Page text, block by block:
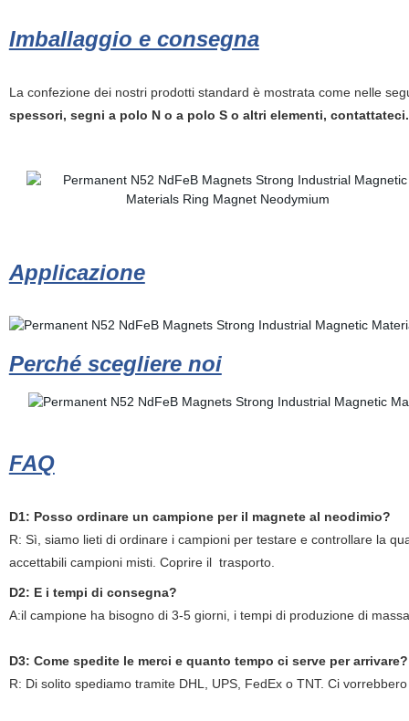
Imballaggio e consegna
La confezione dei nostri prodotti standard è mostrata come nelle
spessori, segni a polo N o a polo S o altri elementi, contattateci.
Applicazione
Perché scegliere noi
FAQ
D1: Posso ordinare un campione per il magnete al neodimio?
R: Sì, siamo lieti di ordinare i campioni per testare e controllare la
accettabili campioni misti. Coprire il trasporto.
D2: E i tempi di consegna?
A:il campione ha bisogno di 3-5 giorni, i tempi di produzione di
D3: Come spedite le merci e quanto tempo ci serve per arrivare?
R: Di solito spediamo tramite DHL, UPS, FedEx o TNT. Ci